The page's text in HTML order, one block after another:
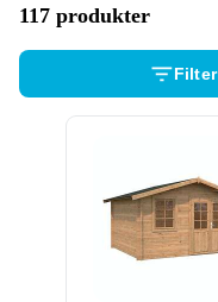
117 produkter
Filter